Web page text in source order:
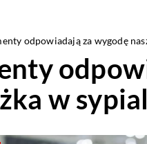
odpowiadają za wygodę
w